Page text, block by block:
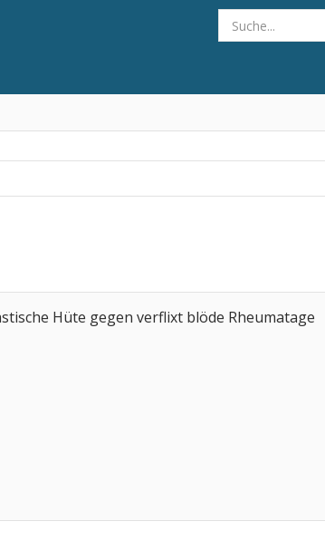
Hüte gegen verflixt blöde Rheumatage